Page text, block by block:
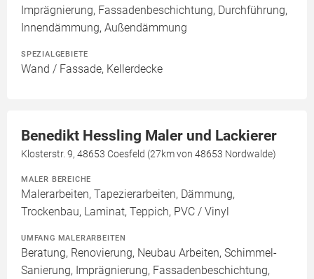
Imprägnierung, Fassadenbeschichtung, Durchführung,
Innendämmung, Außendämmung
SPEZIALGEBIETE
Wand / Fassade, Kellerdecke
Benedikt Hessling Maler und Lackierer
Klosterstr. 9, 48653 Coesfeld (27km von 48653 Nordwalde)
MALER BEREICHE
Malerarbeiten, Tapezierarbeiten, Dämmung,
Trockenbau, Laminat, Teppich, PVC / Vinyl
UMFANG MALERARBEITEN
Beratung, Renovierung, Neubau Arbeiten, Schimmel-
Sanierung, Imprägnierung, Fassadenbeschichtung,